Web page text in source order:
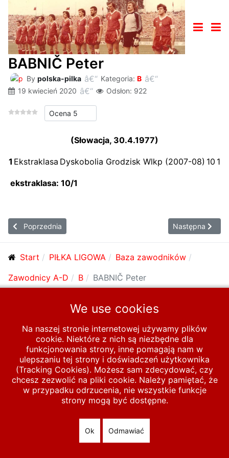
BABNIČ Peter
By polska-pilka Kategoria: B
19 kwiecień 2020
Odsłon: 922
Proszę, oceń
(Słowacja, 30.4.1977)
1 Ekstraklasa Dyskobolia Grodzisk Wlkp (2007-08) 10 1
ekstraklasa: 10/1
Poprzednia strona: BACA Cezary
Poprzednia Następna
Następna
Start PIŁKA LIGOWA
Baza zawodników
Zawodnicy A-D
B BABNIČ Peter
© 2026 polska-pilka.pl| Tanie strony internetowe
Reserved
We use cookies
Na naszej stronie internetowej używamy plików
cookie. Niektóre z nich są niezbędne dla
funkcjonowania strony, inne pomagają nam w
ulepszaniu tej strony i doświadczeń użytkownika
(Tracking Cookies). Możesz sam zdecydować, czy
chcesz zezwolić na pliki cookie. Należy pamiętać, że
w przypadku odrzucenia, nie wszystkie funkcje
strony mogą być dostępne.
Ok Odmawiać